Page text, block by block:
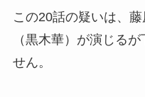
この20話の疑いは、
（黒木華）が演じる
せん。